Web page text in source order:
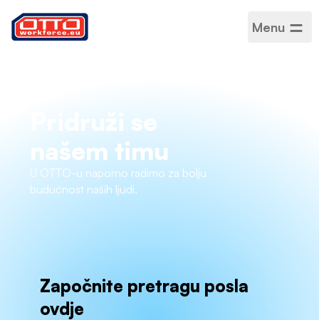
Menu
Pridruži se
našem timu
U OTTO-u naporno radimo za bolju
budućnost naših ljudi.
Započnite pretragu posla
ovdje